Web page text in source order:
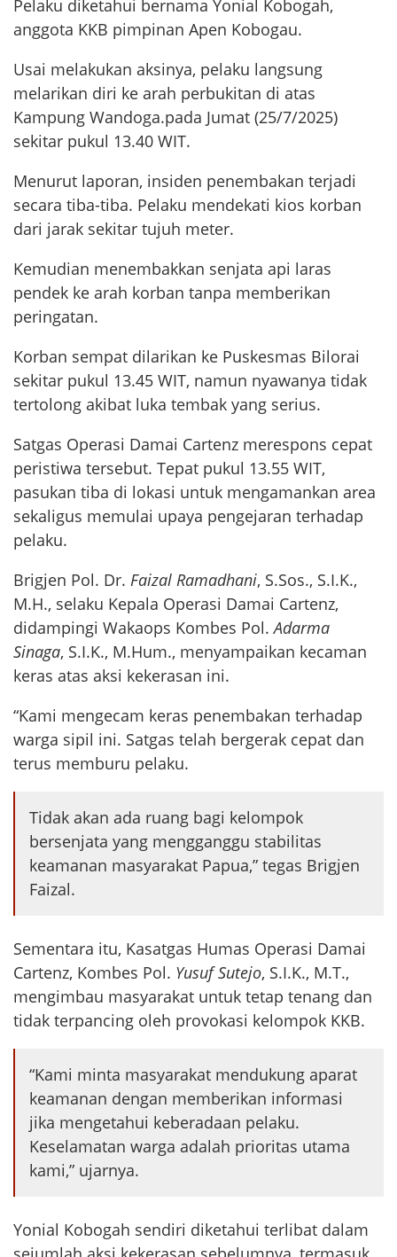
Pelaku diketahui bernama Yonial Kobogah,
anggota KKB pimpinan Apen Kobogau.
Usai melakukan aksinya, pelaku langsung
melarikan diri ke arah perbukitan di atas
Kampung Wandoga.pada Jumat (25/7/2025)
sekitar pukul 13.40 WIT.
Menurut laporan, insiden penembakan terjadi
secara tiba-tiba. Pelaku mendekati kios korban
dari jarak sekitar tujuh meter.
Kemudian menembakkan senjata api laras
pendek ke arah korban tanpa memberikan
peringatan.
Korban sempat dilarikan ke Puskesmas Bilorai
sekitar pukul 13.45 WIT, namun nyawanya tidak
tertolong akibat luka tembak yang serius.
Satgas Operasi Damai Cartenz merespons cepat
peristiwa tersebut. Tepat pukul 13.55 WIT,
pasukan tiba di lokasi untuk mengamankan area
sekaligus memulai upaya pengejaran terhadap
pelaku.
Brigjen Pol. Dr. Faizal Ramadhani, S.Sos., S.I.K.,
M.H., selaku Kepala Operasi Damai Cartenz,
didampingi Wakaops Kombes Pol.Adarma
Sinaga, S.I.K., M.Hum., menyampaikan kecaman
keras atas aksi kekerasan ini.
“Kami mengecam keras penembakan terhadap
warga sipil ini. Satgas telah bergerak cepat dan
terus memburu pelaku.
Tidak akan ada ruang bagi kelompok
bersenjata yang mengganggu stabilitas
keamanan masyarakat Papua,” tegas Brigjen
Faizal.
Sementara itu, Kasatgas Humas Operasi Damai
Cartenz, Kombes Pol. Yusuf Sutejo, S.I.K., M.T.,
mengimbau masyarakat untuk tetap tenang dan
tidak terpancing oleh provokasi kelompok KKB.
“Kami minta masyarakat mendukung aparat
keamanan dengan memberikan informasi
jika mengetahui keberadaan pelaku.
Keselamatan warga adalah prioritas utama
kami,” ujarnya.
Yonial Kobogah sendiri diketahui terlibat dalam